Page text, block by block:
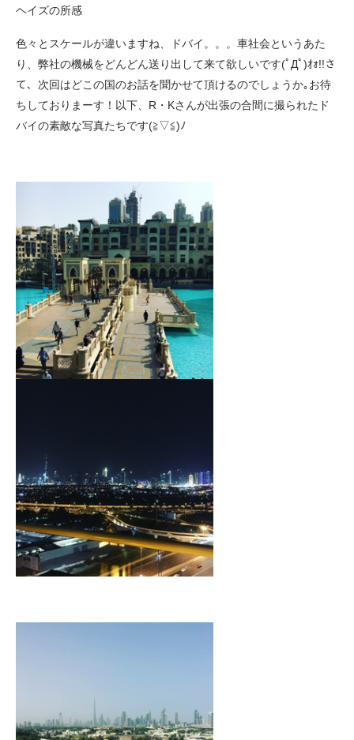
ヘイズの所感
色々とスケールが違いますね、ドバイ。。。車社会というあた
り、弊社の機械をどんどん送り出して来て欲しいです(ﾟДﾟ)ｵｫ!!さ
て、次回はどこの国のお話を聞かせて頂けるのでしょうか｡お待
ちしておりまーす！以下、R・Kさんが出張の合間に撮られたド
バイの素敵な写真たちです(≧▽≦)ﾉ